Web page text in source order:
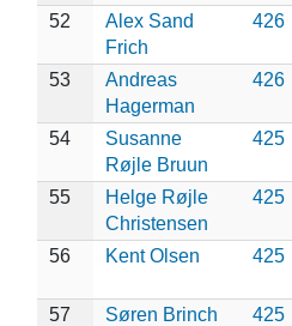
52
Alex Sand
Frich
426
53
Andreas
Hagerman
426
54
Susanne
Røjle Bruun
425
55
Helge Røjle
Christensen
425
56 Kent Olsen 425
57 Søren Brinch 425